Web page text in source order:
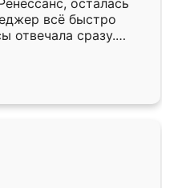
осталась
всё быстро
отвечала сразу.
подошёл к
Собрали
аккуратно, даже